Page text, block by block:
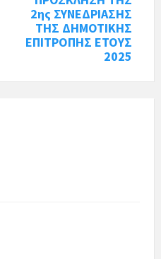
2ης ΣΥΝΕΔΡΙΑΣΗΣ
ΤΗΣ ΔΗΜΟΤΙΚΗΣ
ΕΠΙΤΡΟΠΗΣ ΕΤΟΥΣ
2025